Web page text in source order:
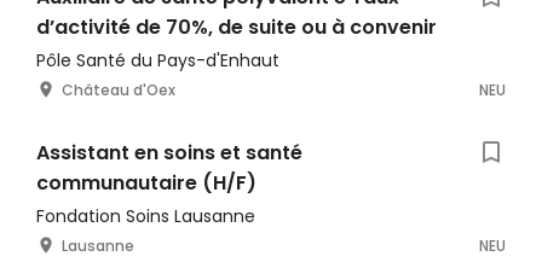
d’activité de 70%, de suite ou à convenir
Pôle Santé du Pays-d'Enhaut
Château d'Oex NEU
Assistant en soins et santé
communautaire (H/F)
Fondation Soins Lausanne
Lausanne NEU